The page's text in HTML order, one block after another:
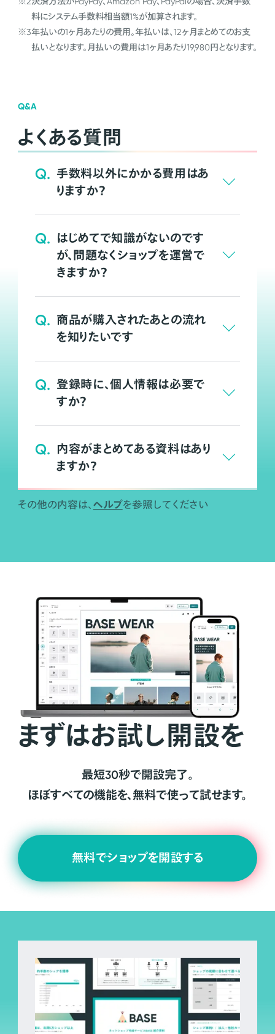
料にシステム手数料相当額1%が加算されます。
※3年払いの1ヶ月あたりの費用。年払いは、12ヶ月まとめてのお支
払いとなります。月払いの費用は1ヶ月あたり19,980円となります。
Q&A
よくある質問
Q. 手数料以外にかかる費用はあ
りますか？
Q. はじめてで知識がないのです
が、問題なくショップを運営で
きますか？
Q. 商品が購入されたあとの流れ
を知りたいです
Q. 登録時に、個人情報は必要で
すか？
Q. 内容がまとめてある資料はあり
ますか？
その他の内容は、 ヘルプを参照してください
まずはお試し開設を
最短30秒で開設完了。
ほぼすべての機能を、無料で使って試せます。
無料でショップを開設する